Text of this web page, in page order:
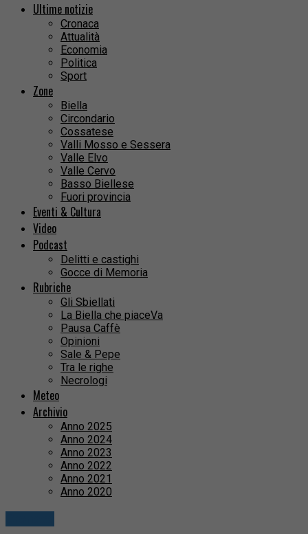
Ultime notizie
Cronaca
Attualità
Economia
Politica
Sport
Zone
Biella
Circondario
Cossatese
Valli Mosso e Sessera
Valle Elvo
Valle Cervo
Basso Biellese
Fuori provincia
Eventi & Cultura
Video
Podcast
Delitti e castighi
Gocce di Memoria
Rubriche
Gli Sbiellati
La Biella che piaceVa
Pausa Caffè
Opinioni
Sale & Pepe
Tra le righe
Necrologi
Meteo
Archivio
Anno 2025
Anno 2024
Anno 2023
Anno 2022
Anno 2021
Anno 2020